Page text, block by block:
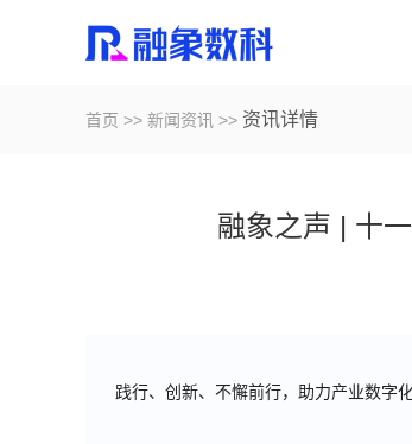
首页 >> 新闻资讯 >> 资讯详情
融象之声 | 十
践行、创新、不懈前行，助力产业数字